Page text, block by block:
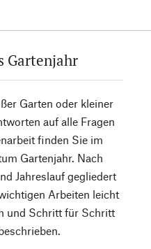
Gartenjahr
Garten oder kleiner
auf alle Fragen
finden Sie im
Gartenjahr. Nach
Jahreslauf gegliedert
Arbeiten leicht
und Schritt für Schritt